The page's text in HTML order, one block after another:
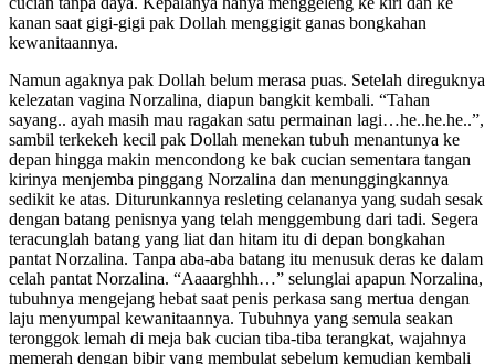
kanan saat gigi-gigi pak Dollah menggigit ganas bongkahan
kewanitaannya.
Namun agaknya pak Dollah belum merasa puas. Setelah direguknya
kelezatan vagina Norzalina, diapun bangkit kembali. “Tahan
sayang.. ayah masih mau ragakan satu permainan lagi…he..he.he..”,
sambil terkekeh kecil pak Dollah menekan tubuh menantunya ke
depan hingga makin mencondong ke bak cucian sementara tangan
kirinya menjemba pinggang Norzalina dan menunggingkannya
sedikit ke atas. Diturunkannya resleting celananya yang sudah sesak
dengan batang penisnya yang telah menggembung dari tadi. Segera
teracunglah batang yang liat dan hitam itu di depan bongkahan
pantat Norzalina. Tanpa aba-aba batang itu menusuk deras ke dalam
celah pantat Norzalina. “Aaaarghhh…” selunglai apapun Norzalina,
tubuhnya mengejang hebat saat penis perkasa sang mertua dengan
laju menyumpal kewanitaannya. Tubuhnya yang semula seakan
teronggok lemah di meja bak cucian tiba-tiba terangkat, wajahnya
memerah dengan bibir yang membulat sebelum kemudian kembali